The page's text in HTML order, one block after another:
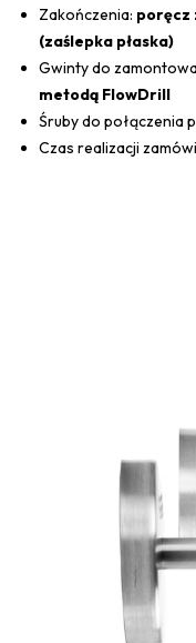
Zakończenia: poręcz
(zaślepka płaska)
Gwinty do
metodą FlowDrill
Śruby do połączenia
Czas realizacji